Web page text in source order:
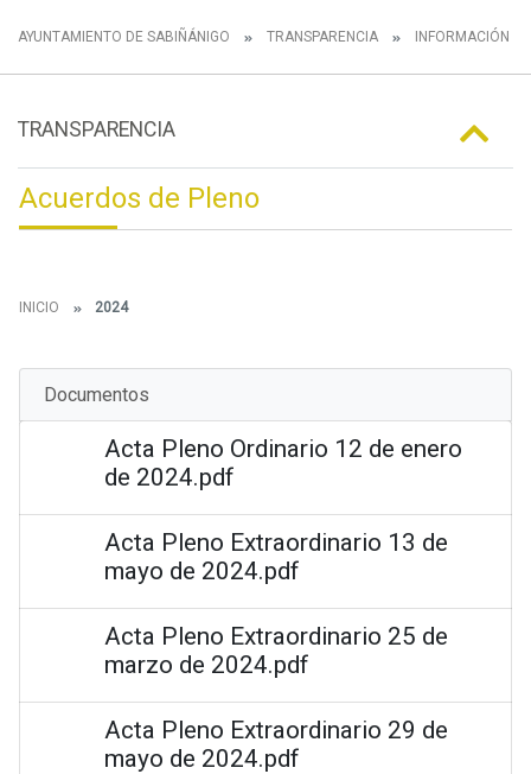
AYUNTAMIENTO DE SABIÑÁNIGO TRANSPARENCIA INFORMACIÓN
TRANSPARENCIA
Acuerdos de Pleno
INICIO 2024
Documentos
Acta Pleno Ordinario 12 de enero
de 2024.pdf
Acta Pleno Extraordinario 13 de
mayo de 2024.pdf
Acta Pleno Extraordinario 25 de
marzo de 2024.pdf
Acta Pleno Extraordinario 29 de
mayo de 2024.pdf